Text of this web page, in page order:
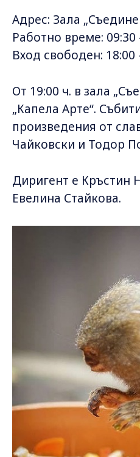
Адрес: Зала
Работно време: 09:30
Вход свободен: 18:00
От 19:00 ч. в зала
„Капела Арте“.
произведения от
Чайковски и Тодор
Диригент е Кръстин
Евелина Стайкова.